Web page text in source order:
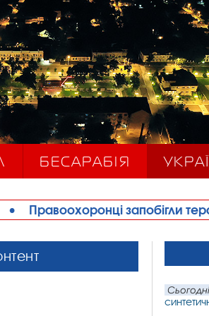
БЕСАРАБІЯ
запобігли теракту в